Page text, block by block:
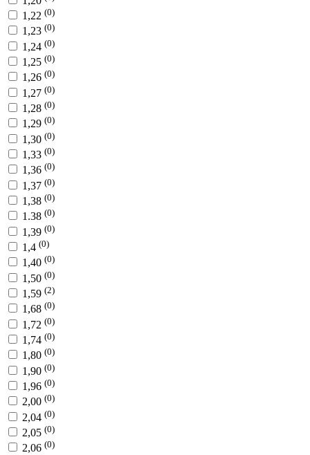
1,22 (0)
1,23 (0)
1,24 (0)
1,25 (0)
1,26 (0)
1,27 (0)
1,28 (0)
1,29 (0)
1,30 (0)
1,33 (0)
1,36 (0)
1,37 (0)
1,38 (0)
1.38 (0)
1,39 (0)
1,4 (0)
1,40 (0)
1,50 (0)
1,59 (2)
1,68 (0)
1,72 (0)
1,74 (0)
1,80 (0)
1,90 (0)
1,96 (0)
2,00 (0)
2,04 (0)
2,05 (0)
2,06 (0)